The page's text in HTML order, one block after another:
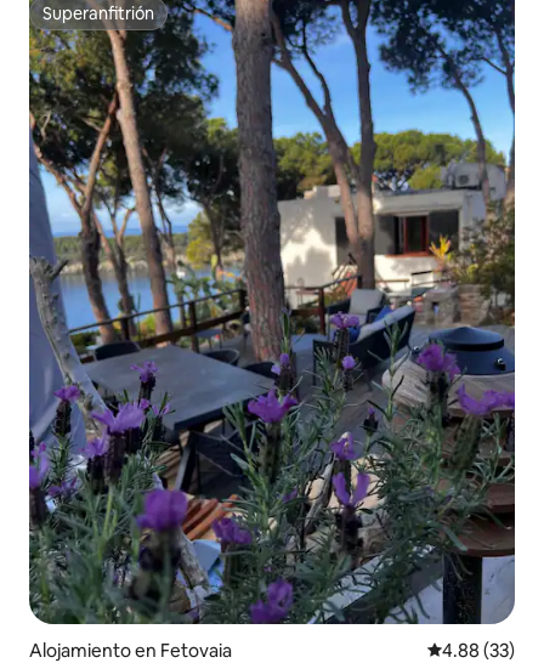
Superanfitrión
Superanfitrión
Alojamiento en Fetovaia Calificación
4.88 (33)